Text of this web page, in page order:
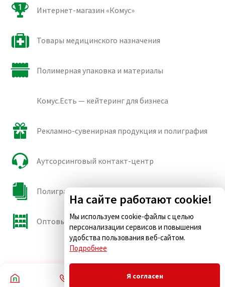
Интернет-магазин «Комус»
Товары медицинского назначения
Полимерная упаковка и материалы
Комус.Есть — кейтеринг для бизнеса
Рекламно-сувенирная продукция и полиграфия
Аутсорсинговый контакт-центр
Полиграфические сорта бумаги и картона
Оптовые продажи
На сайте работают cookie!
Мы используем cookie-файлы с целью
персонализации сервисов и повышения
удобства пользования веб-сайтом.
Подробнее
Я согласен